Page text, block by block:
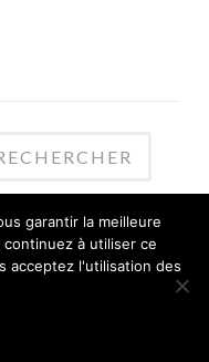
WORDPRESS
garantir la meilleure
à utiliser ce
acceptez l'utilisation des